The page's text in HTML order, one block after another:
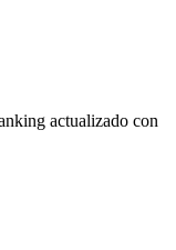
actualizado con